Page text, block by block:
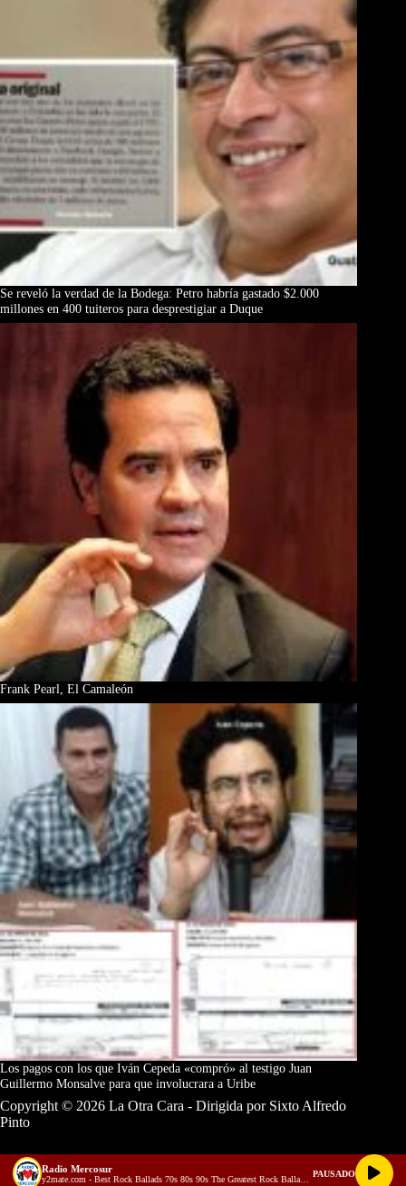
Se reveló la verdad de la Bodega: Petro habría gastado $2.000
millones en 400 tuiteros para desprestigiar a Duque
Frank Pearl, El Camaleón
Los pagos con los que Iván Cepeda «compró» al testigo Juan
Guillermo Monsalve para que involucrara a Uribe
Copyright © 2026 La Otra Cara - Dirigida por Sixto Alfredo
Pinto
Radio Mercosur
y2mate.com - Best Rock Ballads 70s 80s 90s The Greatest Rock Ballads Of All Time
PAUSADO